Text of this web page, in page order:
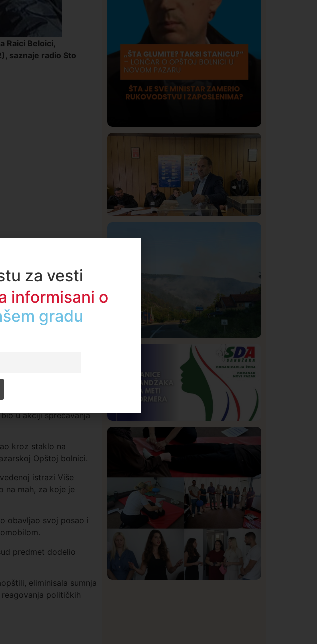
Raici Beloici,
saznaje radio Sto
u izjavljenoj
u razmatranje.
zatvora zbog
u akciji sprečavanja
kroz staklo na
Opštoj bolnici.
istrazi Više
na mah, za koje je
obavljao svoj posao i
predmet dodelio
eliminisala sumnja
političkih
Lončar o Opštoj bolnici u Novom
Pazaru: „Šta glumite? Taksi stanicu?“
Požar od Magliča do Ušća, brda u
plamenu – vatrogasci na terenu
Politika 169
Organizacija žena SDA Sandžaka osudila
tekst Informera o Anisi Fetahović i Adeli
za vesti
informisani o
regionu